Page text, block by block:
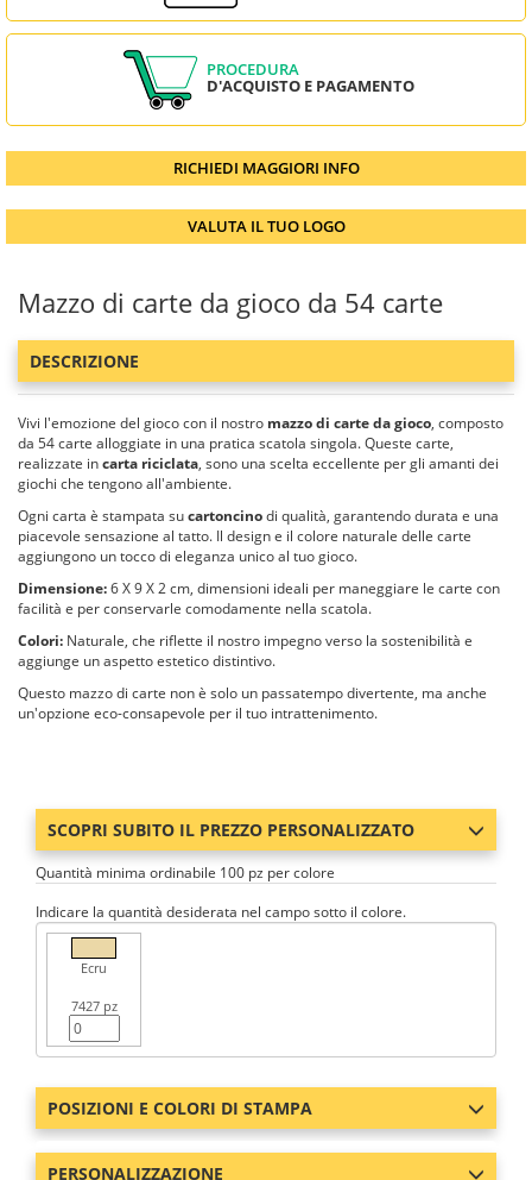
PROCEDURA
D'ACQUISTO E PAGAMENTO
RICHIEDI MAGGIORI INFO
VALUTA IL TUO LOGO
Mazzo di carte da gioco da 54 carte
DESCRIZIONE
Vivi l'emozione del gioco con il nostro mazzo di carte da gioco, composto
da 54 carte alloggiate in una pratica scatola singola. Queste carte,
realizzate incarta riciclata, sono una scelta eccellente per gli amanti dei
giochi che tengono all'ambiente.
Ogni carta è stampata sucartoncinodi qualità, garantendo durata e una
piacevole sensazione al tatto. Il design e il colore naturale delle carte
aggiungono un tocco di eleganza unico al tuo gioco.
Dimensione:6 X 9 X 2 cm, dimensioni ideali per maneggiare le carte con
facilità e per conservarle comodamente nella scatola.
Colori: Naturale, che riflette il nostro impegno verso la sostenibilità e
aggiunge un aspetto estetico distintivo.
Questo mazzo di carte non è solo un passatempo divertente, ma anche
un'opzione eco-consapevole per il tuo intrattenimento.
SCOPRI SUBITO IL PREZZO PERSONALIZZATO
Quantità minima ordinabile 100 pz per colore
Indicare la quantità desiderata nel campo sotto il colore.
Ecru
7427 pz
POSIZIONI E COLORI DI STAMPA
PERSONALIZZAZIONE